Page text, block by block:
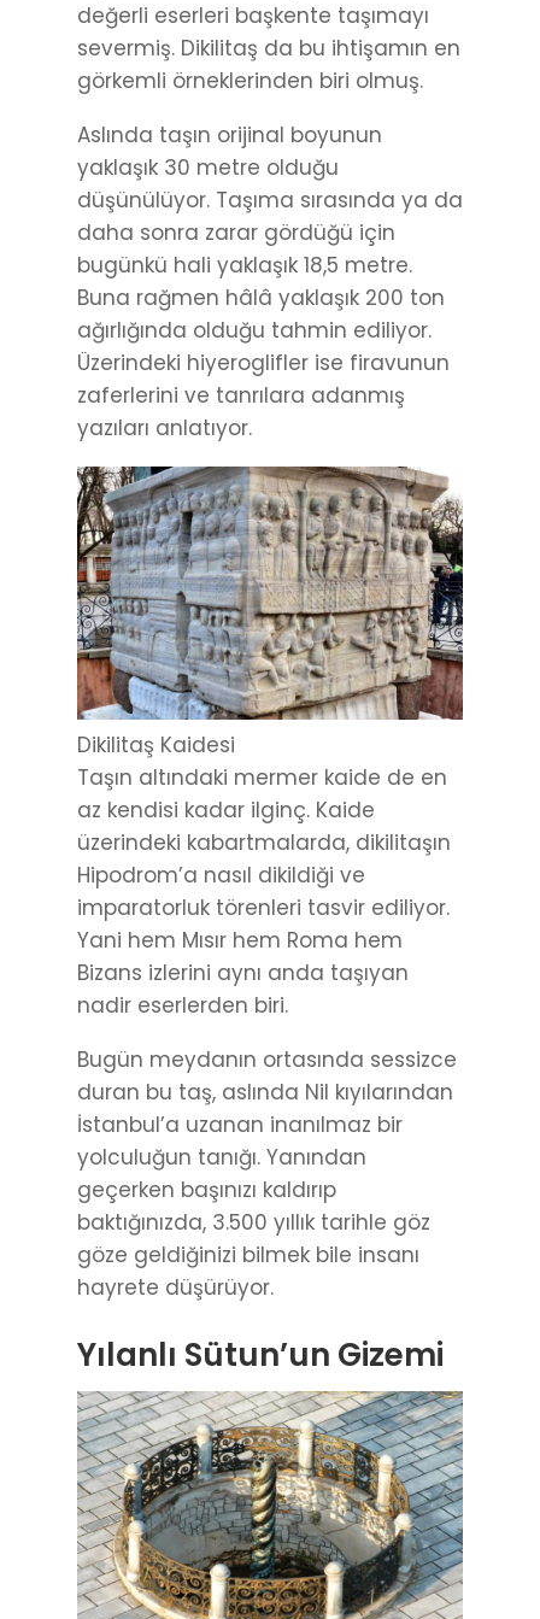
değerli eserleri başkente taşımayı
severmiş. Dikilitaş da bu ihtişamın en
görkemli örneklerinden biri olmuş.
Aslında taşın orijinal boyunun
yaklaşık 30 metre olduğu
düşünülüyor. Taşıma sırasında ya da
daha sonra zarar gördüğü için
bugünkü hali yaklaşık 18,5 metre.
Buna rağmen hâlâ yaklaşık 200 ton
ağırlığında olduğu tahmin ediliyor.
Üzerindeki hiyeroglifler ise firavunun
zaferlerini ve tanrılara adanmış
yazıları anlatıyor.
Dikilitaş Kaidesi
Taşın altındaki mermer kaide de en
az kendisi kadar ilginç. Kaide
üzerindeki kabartmalarda, dikilitaşın
Hipodrom’a nasıl dikildiği ve
imparatorluk törenleri tasvir ediliyor.
Yani hem Mısır hem Roma hem
Bizans izlerini aynı anda taşıyan
nadir eserlerden biri.
Bugün meydanın ortasında sessizce
duran bu taş, aslında Nil kıyılarından
İstanbul’a uzanan inanılmaz bir
yolculuğun tanığı. Yanından
geçerken başınızı kaldırıp
baktığınızda, 3.500 yıllık tarihle göz
göze geldiğinizi bilmek bile insanı
hayrete düşürüyor.
Yılanlı Sütun’un Gizemi